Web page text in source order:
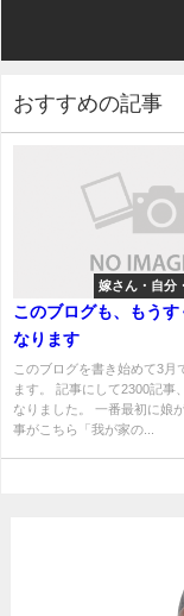
おすすめの記事
嫁さん・自分
このブログも、もうす
なります
このブログを書き始めて3月
ます。 記事にして2300記事
なりました。 一番最初に娘
事がこちら「我が家の...